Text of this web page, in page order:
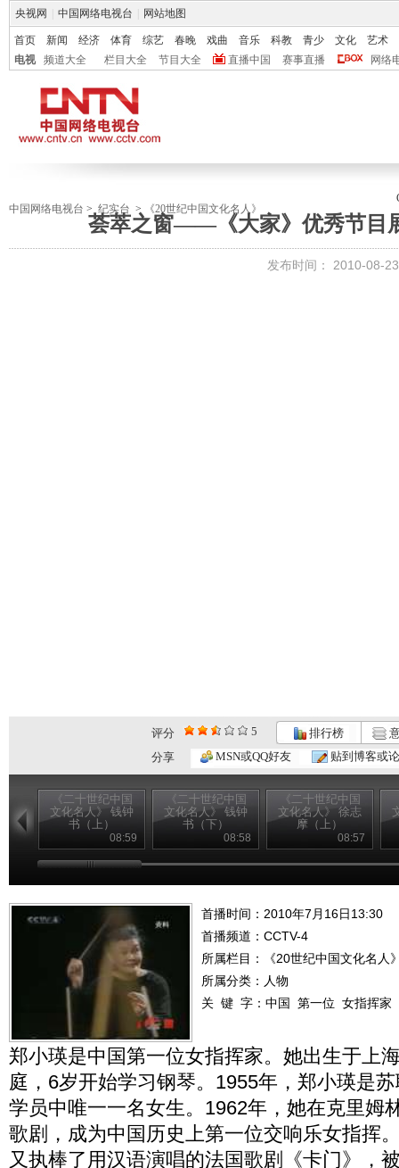
央视网 中国网络电视台 网站地图
首页 新闻 经济 体育 综艺 春晚 戏曲 音乐 科教 青少 文化
艺术
电视
频道大全 栏目大全 节目大全 直播中国 赛事直播 网络
中国网络电视台 > 纪实台 > 《20世纪中国文化名人》
荟萃之窗——《大家》优秀节目
发布时间： 2010-08-
评分 5 排行榜
分享
MSN或QQ好友 贴到博客或
《二十世纪中国
文化名人》 钱钟
书（上）
08:59
《二十世纪中国
文化名人》 钱钟
书（下）
08:58
《二十世纪中国
文化名人》 徐志
摩（上）
08:57
首播时间：2010年7月16日13:30
首播频道： CCTV-4
所属栏目：
《20世纪中国文化名人
所属分类：人物
关 键 字： 中国 第一位 女指挥家
郑小瑛是中国第一位女指挥家。她出生于上
庭，6岁开始学习钢琴。1955年，郑小瑛是
学员中唯一一名女生。1962年，她在克里姆
歌剧，成为中国历史上第一位交响乐女指挥
又执棒了用汉语演唱的法国歌剧《卡门》，